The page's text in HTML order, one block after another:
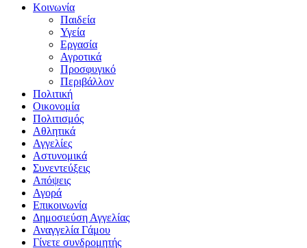
Κοινωνία
Παιδεία
Υγεία
Εργασία
Αγροτικά
Προσφυγικό
Περιβάλλον
Πολιτική
Οικονομία
Πολιτισμός
Αθλητικά
Αγγελίες
Αστυνομικά
Συνεντεύξεις
Απόψεις
Αγορά
Επικοινωνία
Δημοσιεύση Αγγελίας
Αναγγελία Γάμου
Γίνετε συνδρομητής